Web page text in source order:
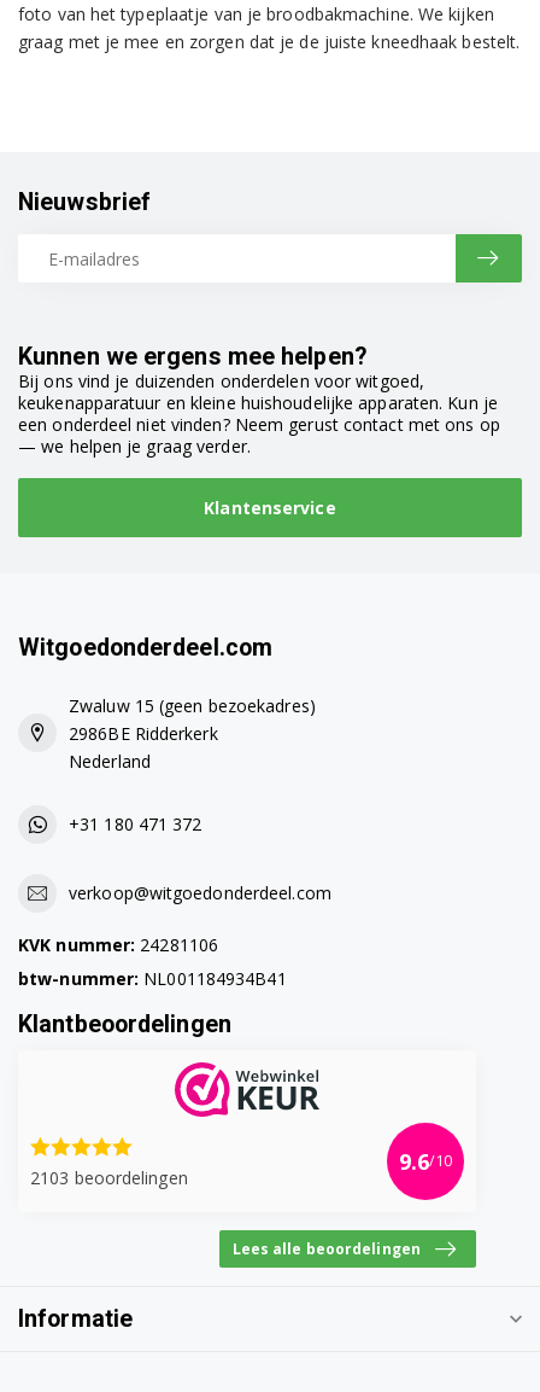
foto van het typeplaatje van je broodbakmachine. We kijken
graag met je mee en zorgen dat je de juiste kneedhaak bestelt.
Kunnen we ergens mee helpen?
Bij ons vind je duizenden onderdelen voor witgoed,
keukenapparatuur en kleine huishoudelijke apparaten. Kun je
een onderdeel niet vinden? Neem gerust contact met ons op
— we helpen je graag verder.
Klantenservice
Nieuwsbrief
Witgoedonderdeel.com
Zwaluw 15 (geen bezoekadres)
2986BE Ridderkerk
Nederland
+31 180 471 372
verkoop@witgoedonderdeel.com
KVK nummer: 24281106
btw-nummer: NL001184934B41
Klantbeoordelingen
2103 beoordelingen
9.6/10
Lees alle beoordelingen
Informatie